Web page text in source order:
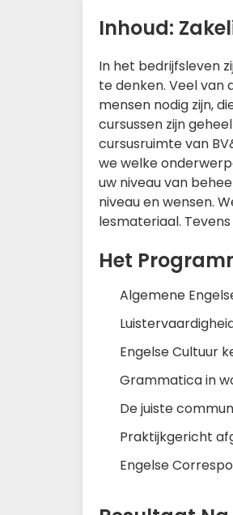
Inhoud:
In het bedrijfsleven
te denken. Veel
mensen nodig zijn,
cursussen zijn
cursusruimte van
we welke
uw niveau van
niveau en wensen.
lesmateriaal.
Het
Algemene
Engelse Cultuur
Grammatica in
De juiste
Praktijkgericht
Engelse